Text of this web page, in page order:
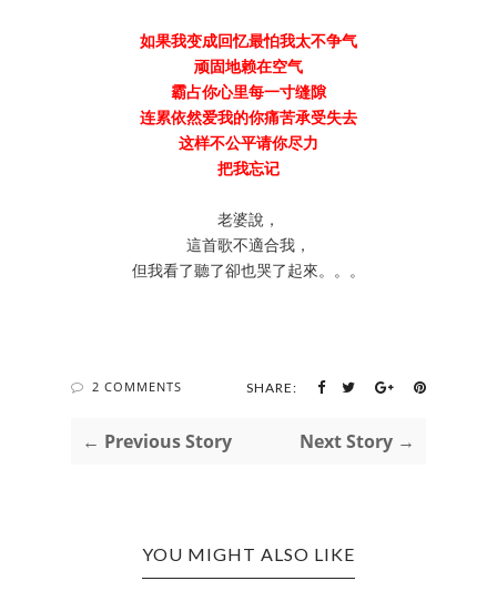
如果我变成回忆最怕我太不争气
顽固地赖在空气
霸占你心里每一寸缝隙
连累依然爱我的你痛苦承受失去
这样不公平请你尽力
把我忘记
老婆說，
這首歌不適合我，
但我看了聽了卻也哭了起來。。。
2 COMMENTS SHARE:
← Previous Story Next Story →
YOU MIGHT ALSO LIKE